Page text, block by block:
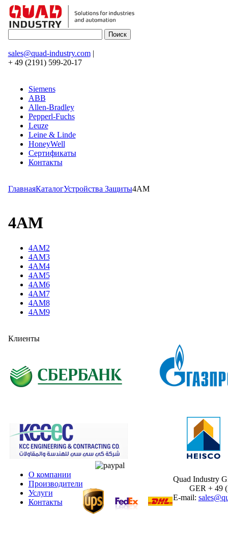
sales@quad-industry.com|
+ 49 (2191) 599-20-17
Siemens
ABB
Allen-Bradley
Pepperl-Fuchs
Leuze
Leine & Linde
HoneyWell
Сертификаты
Контакты
ГлавнаяКаталогУстройства Защиты4AM
4AM
4AM2
4AM3
4AM4
4AM5
4AM6
4AM7
4AM8
4AM9
Клиенты
О компании
Производители
Услуги
Контакты
Quad Industry
GER + 49
E-mail: